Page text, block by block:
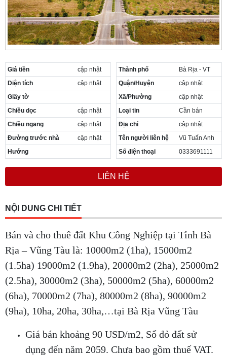
Giá tiền
cập nhật
Diện tích
cập nhật
Giấy tờ
Chiều dọc
cập nhật
Chiều ngang
cập nhật
Đường trước nhà
cập nhật
Hướng
Thành phố
Bà Rịa - VT
Quận/Huyện
cập nhật
Xã/Phường
cập nhật
Loại tin
Cần bán
Địa chỉ
cập nhật
Tên người liên hệ
Vũ Tuấn Anh
Số điện thoại
0333691111
LIÊN HỆ
NỘI DUNG CHI TIẾT
Bán và cho thuê đất Khu Công Nghiệp tại Tỉnh Bà
Rịa – Vũng Tàu là: 10000m2 (1ha), 15000m2
(1.5ha) 19000m2 (1.9ha), 20000m2 (2ha), 25000m2
(2.5ha), 30000m2 (3ha), 50000m2 (5ha), 60000m2
(6ha), 70000m2 (7ha), 80000m2 (8ha), 90000m2
(9ha), 10ha, 20ha, 30ha,…tại Bà Rịa Vũng Tàu
Giá bán khoảng 90 USD/m2, Sổ đỏ đất sử
dụng đến năm 2059. Chưa bao gồm thuế VAT.